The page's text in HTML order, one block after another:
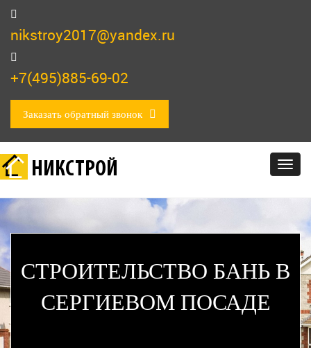
nikstroy2017@yandex.ru
+7(495)885-69-02
Заказать обратный звонок
НИКСТРОЙ
СТРОИТЕЛЬСТВО БАНЬ В
СЕРГИЕВОМ ПОСАДЕ